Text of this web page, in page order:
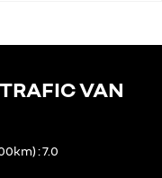
VAN
7.0